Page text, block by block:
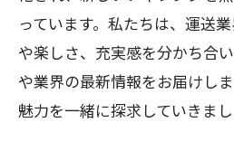
っています。私たちは、運送
や楽しさ、充実感を分かち合
や業界の最新情報をお届けし
魅力を一緒に探求していきまし